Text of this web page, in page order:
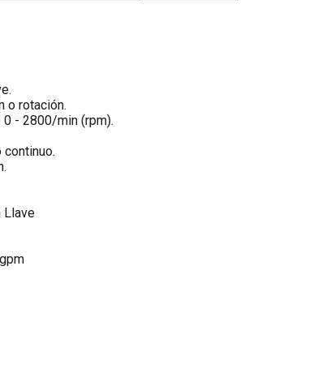
o rotación.
- 2800/min (rpm).
Llave